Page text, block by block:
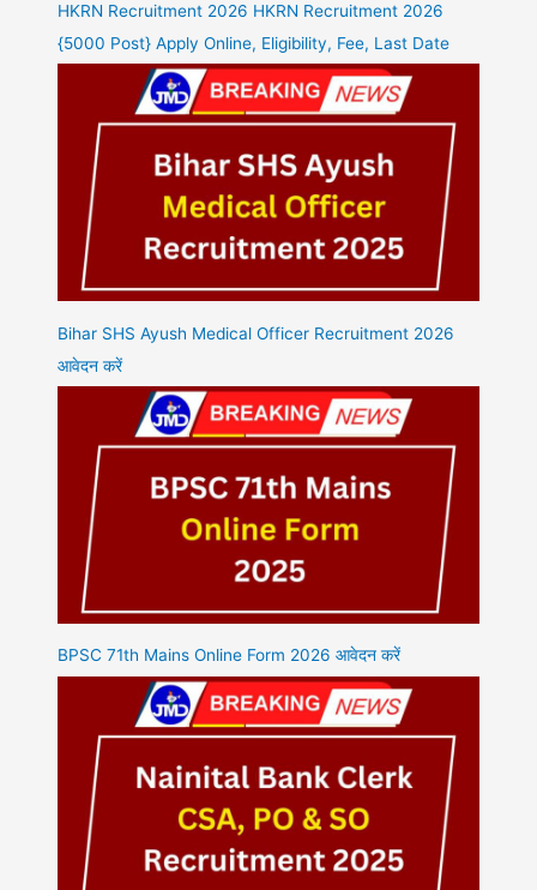
HKRN Recruitment 2026 HKRN Recruitment 2026
{5000 Post} Apply Online, Eligibility, Fee, Last Date
Bihar SHS Ayush Medical Officer Recruitment 2026
आवेदन करें
BPSC 71th Mains Online Form 2026 आवेदन करें